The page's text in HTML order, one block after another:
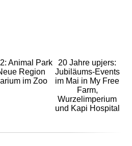
Animal Park
Region
im Zoo
20 Jahre upjers:
Jubiläums-Events
im Mai in My Free
Farm,
Wurzelimperium
und Kapi Hospital